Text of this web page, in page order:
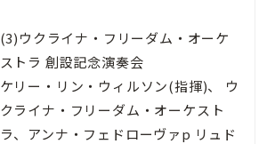
(3)ウクライナ・フリーダム・オーケ
ストラ 創設記念演奏会
ケリー・リン・ウィルソン(指揮)、 ウ
クライナ・フリーダム・オーケスト
ラ、アンナ・フェドローヴァp リュド